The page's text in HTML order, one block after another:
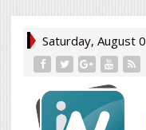
Saturday, August